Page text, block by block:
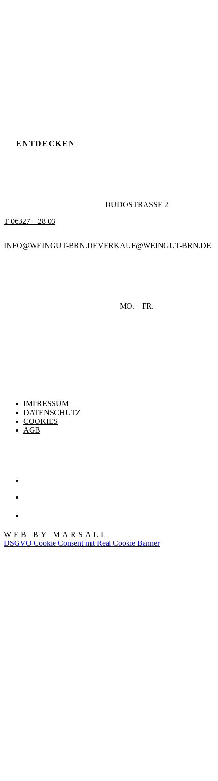
ENTDECKEN
DUDOSTRASSE 2
T 06327 – 28 03
INFO@WEINGUT-BRN.DEVERKAUF@WEINGUT-BRN.DE
MO. – FR.
IMPRESSUM
DATENSCHUTZ
COOKIES
AGB
WEB BY MARSALL
DSGVO Cookie Consent mit Real Cookie Banner